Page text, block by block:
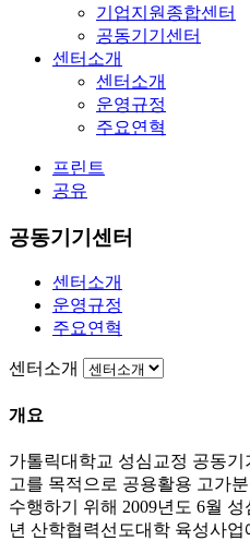
기업지원종합센터
공동기기센터
센터소개
센터소개
운영규정
주요연혁
프린트
공유
공동기기센터
센터소개
운영규정
주요연혁
센터소개
개요
가톨릭대학교 성심교정 공동
고를 목적으로 공용활용 고가
수행하기 위해 2009년도 6월
년 산학협력선도대학 육성사